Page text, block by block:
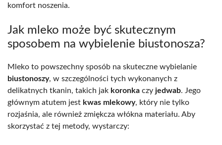
komfort noszenia.
Jak mleko może być skutecznym
sposobem na wybielenie biustonosza?
Mleko to powszechny sposób na skuteczne wybielanie
biustonoszy, w szczególności tych wykonanych z
delikatnych tkanin, takich jak koronka czy jedwab. Jego
głównym atutem jest kwas mlekowy, który nie tylko
rozjaśnia, ale również zmiękcza włókna materiału. Aby
skorzystać z tej metody, wystarczy: